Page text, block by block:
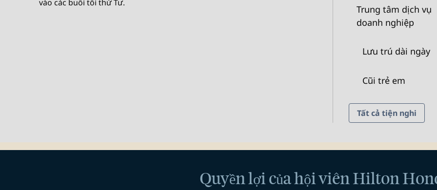
vào các buổi tối thứ Tư.
Trung tâm dịch vụ
doanh nghiệp
Lưu trú dài ngày
Cũi trẻ em
Tất cả tiện nghi
Quyền lợi của hội viên Hilton